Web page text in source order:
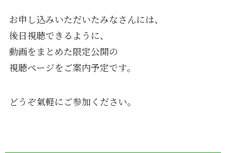
お申し込みいただいたみなさんには、
後日視聴できるように、
動画をまとめた限定公開の
視聴ページをご案内予定です。
どうぞ氣軽にご参加ください。